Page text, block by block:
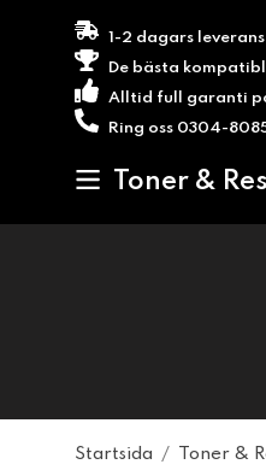
1-2 dagars leverans
De bästa
Alltid full garanti
Ring oss 0304-
Toner &
Startsida / Toner &